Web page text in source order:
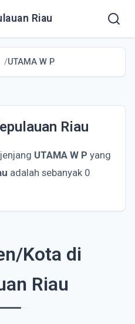
Riau
UTAMA W P
Riau
UTAMA W P yang
adalah sebanyak 0
Kota di
Riau